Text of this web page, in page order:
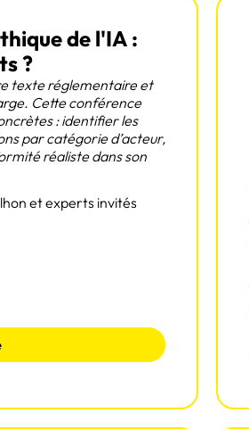
de l'IA :
?
texte réglementaire et
Cette conférence
: identifier les
par catégorie d’acteur,
réaliste dans son
et experts invités